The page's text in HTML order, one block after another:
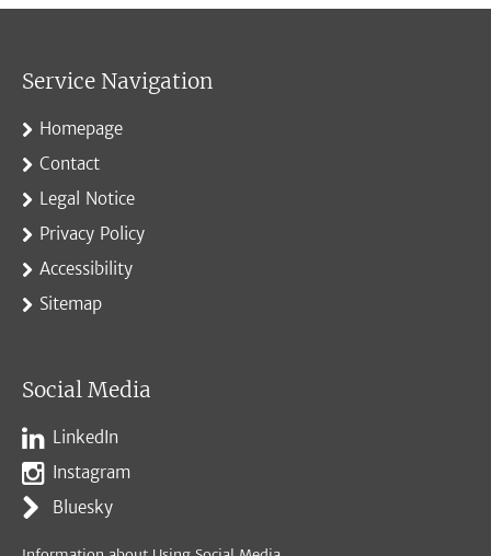
Service Navigation
Homepage
Contact
Legal Notice
Privacy Policy
Accessibility
Sitemap
Social Media
LinkedIn
Instagram
Bluesky